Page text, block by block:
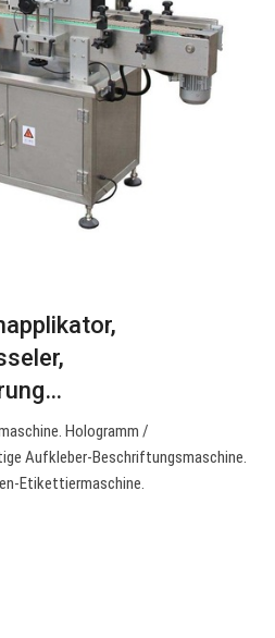
Hologramm /
Aufkleber-Beschriftungsmaschine.
Etikettiermaschine.